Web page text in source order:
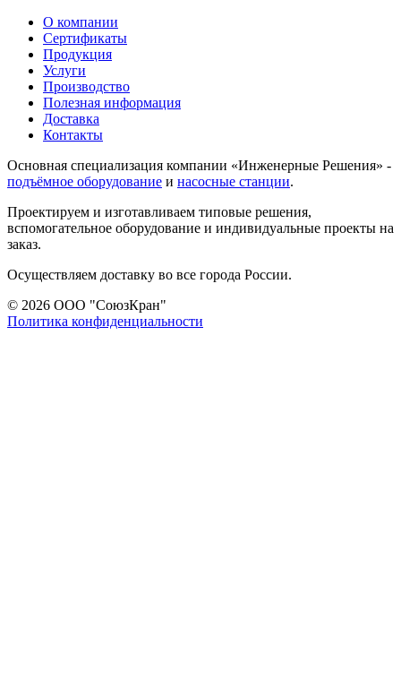
О компании
Сертификаты
Продукция
Услуги
Производство
Полезная информация
Доставка
Контакты
Основная специализация компании «Инженерные Решения» -
подъёмное оборудование и насосные станции.
Проектируем и изготавливаем типовые решения,
вспомогательное оборудование и индивидуальные проекты на
заказ.
Осуществляем доставку во все города России.
© 2026 ООО "СоюзКран"
Политика конфиденциальности